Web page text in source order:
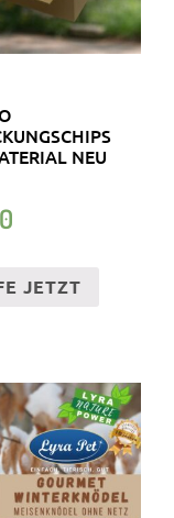
NEU
JETZT